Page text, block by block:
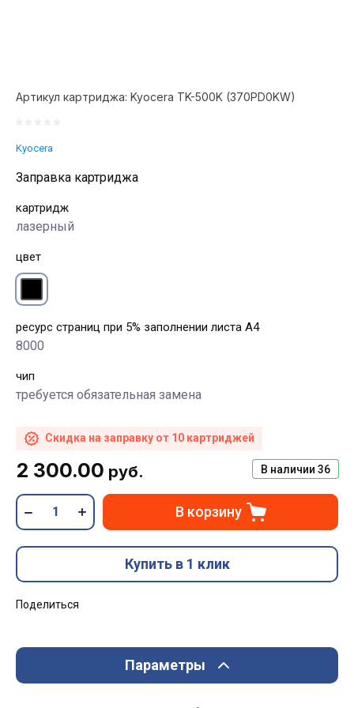
Артикул картриджа: Kyocera TK-500K (370PD0KW)
Kyocera
Заправка картриджа
картридж
лазерный
цвет
ресурс страниц при 5% заполнении листа А4
8000
чип
требуется обязательная замена
Скидка на заправку от 10 картриджей
В наличии 36
2 300.00 руб.
В корзину
Купить в 1 клик
Поделиться
Параметры